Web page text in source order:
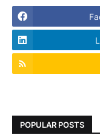
POPULAR POSTS